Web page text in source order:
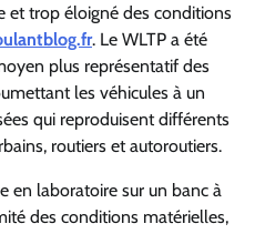
et trop éloigné des conditions
. Le WLTP a été
plus représentatif des
les véhicules à un
qui reproduisent différents
routiers et autoroutiers.
en laboratoire sur un banc à
des conditions matérielles,